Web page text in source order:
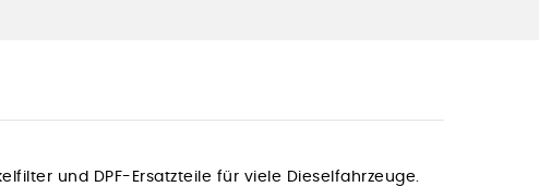
und DPF-Ersatzteile für viele Dieselfahrzeuge.